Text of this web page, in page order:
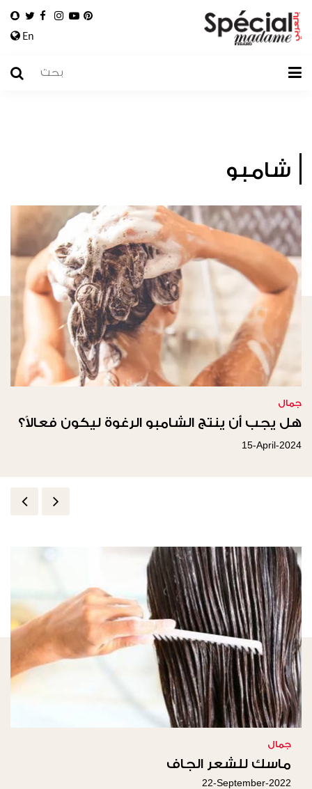
En
شامبو
جمال
هل يجب أن ينتج الشامبو الرغوة ليكون فعالاً؟
15-April-2024
جمال
ماسك للشعر الجاف
22-September-2022